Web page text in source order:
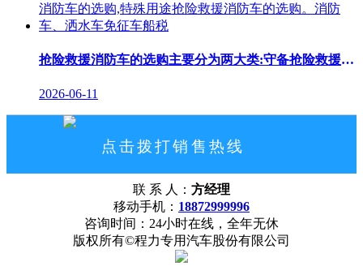
抢险救援消防车的选购主要分为两大类:守备抢险救援消防车的选购,特殊用途抢险救援消防车的选购。消防车、洒水车免征车船税
2026-06-11
点击拨打销售热线
18872999996
公司概况
联 系 人： 方经理
移动手机： 18872999996
咨询时间：24小时在线，全年无休
版权所有©程力专用汽车股份有限公司